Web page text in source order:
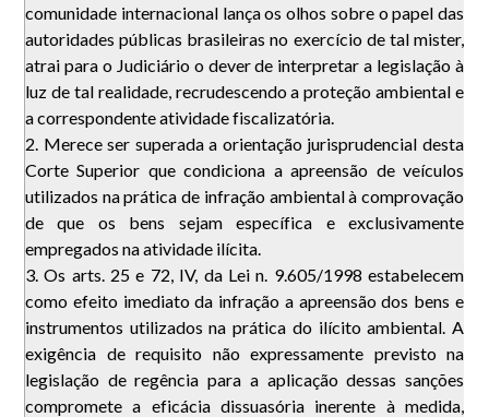
comunidade internacional lança os olhos sobre o papel das
autoridades públicas brasileiras no exercício de tal mister,
atrai para o Judiciário o dever de interpretar a legislação à
luz de tal realidade, recrudescendo a proteção ambiental e
a correspondente atividade fiscalizatória.
2. Merece ser superada a orientação jurisprudencial desta
Corte Superior que condiciona a apreensão de veículos
utilizados na prática de infração ambiental à comprovação
de que os bens sejam específica e exclusivamente
empregados na atividade ilícita.
3. Os arts. 25 e 72, IV, da Lei n. 9.605/1998 estabelecem
como efeito imediato da infração a apreensão dos bens e
instrumentos utilizados na prática do ilícito ambiental. A
exigência de requisito não expressamente previsto na
legislação de regência para a aplicação dessas sanções
compromete a eficácia dissuasória inerente à medida,